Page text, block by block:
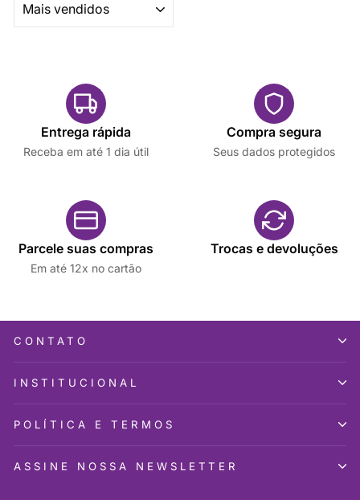
Entrega rápida
Receba em até 1 dia útil
Compra segura
Seus dados protegidos
Parcele suas compras
Em até 12x no cartão
Trocas e devoluções
CONTATO
INSTITUCIONAL
POLÍTICA E TERMOS
ASSINE NOSSA NEWSLETTER